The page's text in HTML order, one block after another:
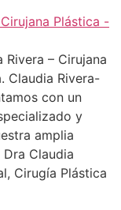
Rivera – Cirujana
Claudia Rivera-
con un
y
amplia
Claudia
Cirugía Plástica